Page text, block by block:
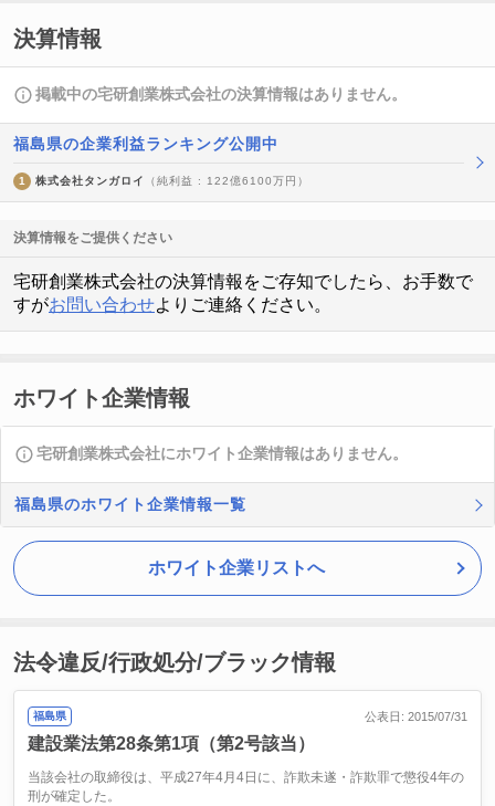
決算情報
掲載中の宅研創業株式会社の決算情報はありません。
福島県の企業利益ランキング公開中
1 株式会社タンガロイ （純利益 : 122億6100万円）
決算情報をご提供ください
宅研創業株式会社の決算情報をご存知でしたら、お手数で
すがお問い合わせよりご連絡ください。
ホワイト企業情報
宅研創業株式会社にホワイト企業情報はありません。
福島県のホワイト企業情報一覧
ホワイト企業リストへ
法令違反/行政処分/ブラック情報
公表日: 2015/07/31
福島県
建設業法第28条第1項（第2号該当）
当該会社の取締役は、平成27年4月4日に、詐欺未遂・詐欺罪で懲役4年の
刑が確定した。